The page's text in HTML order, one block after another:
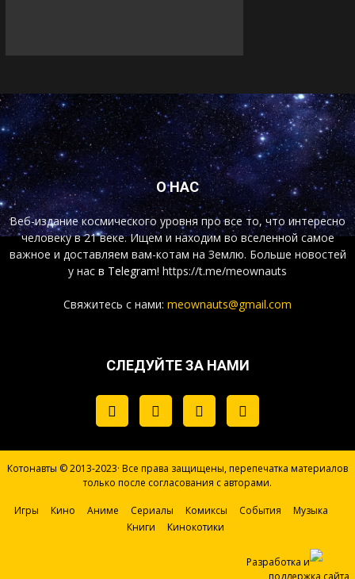
О НАС
Веб-издание космического уровня про все то, что интересно
человеку в 21 веке. Ищем и находим во вселенной самое
важное и доставляем вам-котам на Землю. Больше новостей
у нас в Telegram! https://t.me/meownauts
Свяжитесь с нами: meownauts@gmail.com
СЛЕДУЙТЕ ЗА НАМИ
Котонавты © 2013-2023· Все права защищены, перепечатка материалов
только после согласования с авторами.
Игры Кино Аниме Сериалы Комиксы События
Музыка
Книги
Кинокотики
Разработка и